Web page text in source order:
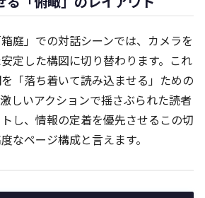
庭」での対話シーンでは、カメラを
定した構図に切り替わります。これ
「落ち着いて読み込ませる」ための
しいアクションで揺さぶられた読者
し、情報の定着を優先させるこの切
なページ構成と言えます。